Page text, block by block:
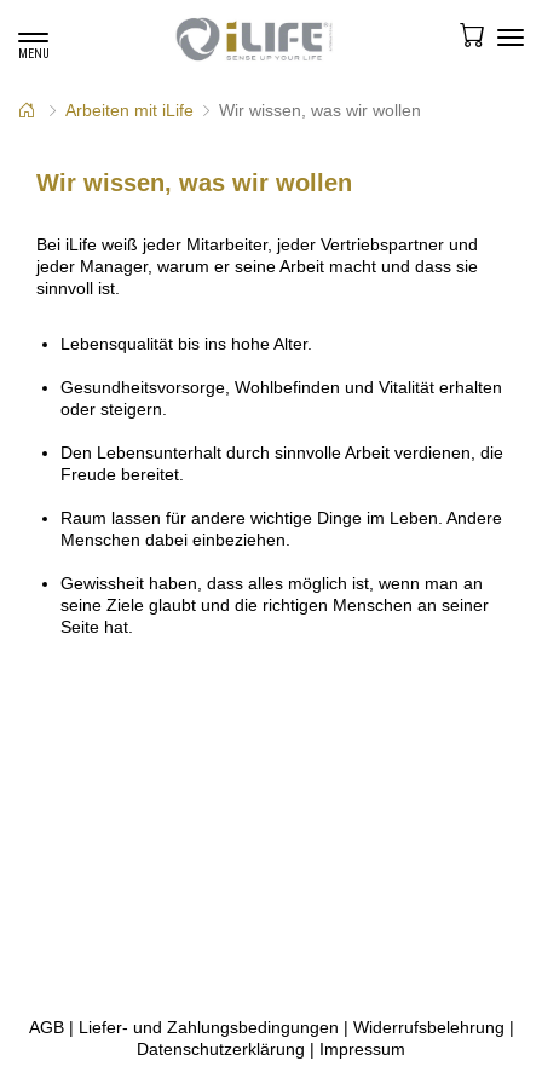
Arbeiten mit iLife Wir wissen, was wir wollen
Wir wissen, was wir wollen
Bei iLife weiß jeder Mitarbeiter, jeder Vertriebspartner und
jeder Manager, warum er seine Arbeit macht und dass sie
sinnvoll ist.
Lebensqualität bis ins hohe Alter.
Gesundheitsvorsorge, Wohlbefinden und Vitalität erhalten
oder steigern.
Den Lebensunterhalt durch sinnvolle Arbeit verdienen, die
Freude bereitet.
Raum lassen für andere wichtige Dinge im Leben. Andere
Menschen dabei einbeziehen.
Gewissheit haben, dass alles möglich ist, wenn man an
seine Ziele glaubt und die richtigen Menschen an seiner
Seite hat.
Toggle
navigation
MENU
AGB| Liefer- und Zahlungsbedingungen | Widerrufsbelehrung |
Datenschutzerklärung | Impressum